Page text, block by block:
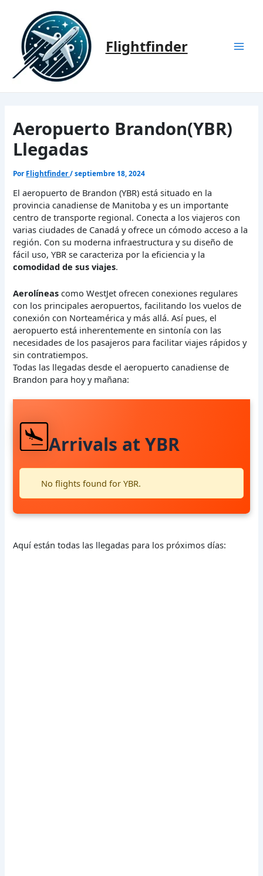
contenido
Flightfinder
Aeropuerto Brandon(YBR)
Llegadas
Por Flightfinder/septiembre 18, 2024
El aeropuerto de Brandon (YBR) está situado en la
provincia canadiense de Manitoba y es un importante
centro de transporte regional. Conecta a los viajeros con
varias ciudades de Canadá y ofrece un cómodo acceso a la
región. Con su moderna infraestructura y su diseño de
fácil uso, YBR se caracteriza por la eficiencia y la
comodidad de sus viajes.
Aerolíneas como WestJet ofrecen conexiones regulares
con los principales aeropuertos, facilitando los vuelos de
conexión con Norteamérica y más allá. Así pues, el
aeropuerto está inherentemente en sintonía con las
necesidades de los pasajeros para facilitar viajes rápidos y
sin contratiempos.
Todas las llegadas desde el aeropuerto canadiense de
Brandon para hoy y mañana:
Arrivals at YBR
No flights found for YBR.
Aquí están todas las llegadas para los próximos días: